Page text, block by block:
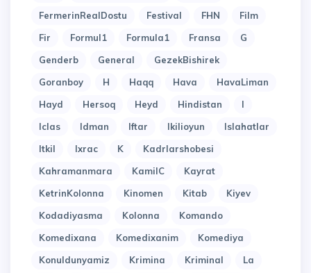
FermerinRealDostu
Festival FHN
Film
Fir
Formul1 Formula1 Fransa
G
Genderb
General
GezekBishirek
Goranboy
H Haqq Hava
HavaLiman
Hayd
Hersoq Heyd Hindistan
I
Iclas
Idman Iftar Ikilioyun
Islahatlar
Itkil
Ixrac K
Kadrlarshobesi
Kahramanmara
KamilC
Kayrat
KetrinKolonna
Kinomen Kitab
Kiyev
Kodadiyasma
Kolonna
Komando
Komedixana
Komedixanim
Komediya
Konuldunyamiz
Krimina Kriminal
La